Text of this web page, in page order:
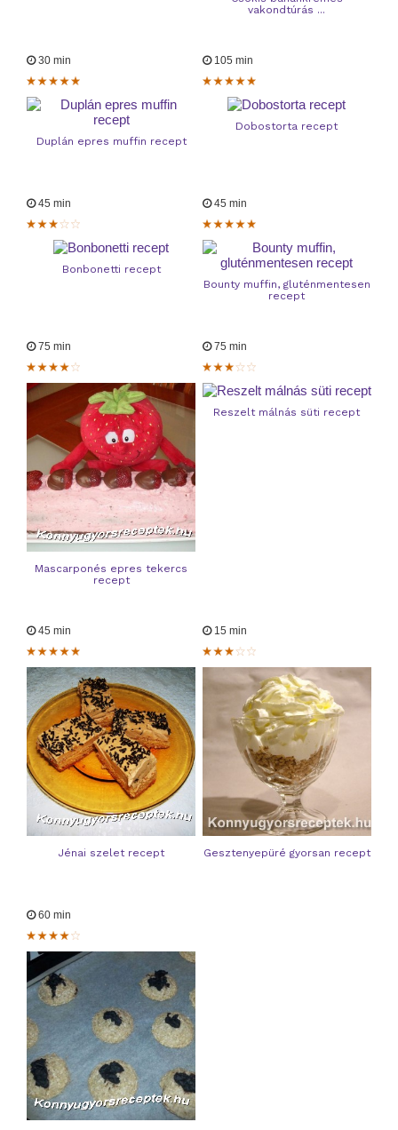
vakondtúrás ...
30 min
Duplán epres muffin recept
105 min
Dobostorta recept
45 min
Bonbonetti recept
45 min
Bounty muffin, gluténmentesen
recept
75 min
Mascarponés epres tekercs
recept
75 min
Reszelt málnás süti recept
45 min
Jénai szelet recept
15 min
Gesztenyepüré gyorsan recept
60 min